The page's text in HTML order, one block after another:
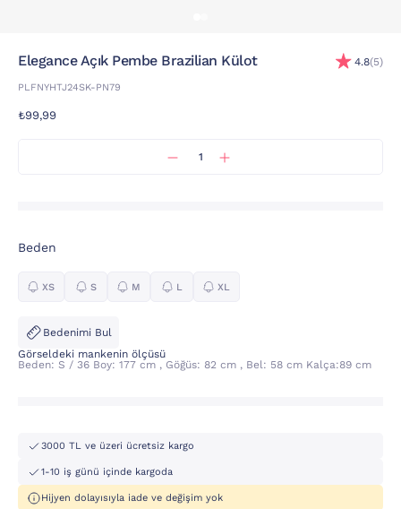
Elegance Açık Pembe Brazilian Külot
PLFNYHTJ24SK-PN79
4.8(5)
₺99,99
Beden
XS S M L XL
Bedenimi Bul
Görseldeki mankenin ölçüsü
Beden: S / 36 Boy: 177 cm , Göğüs: 82 cm , Bel: 58 cm Kalça:89 cm
3000 TL ve üzeri ücretsiz kargo
1-10 iş günü içinde kargoda
Hijyen dolayısıyla iade ve değişim yok